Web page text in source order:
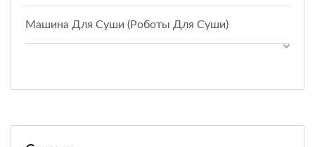
Машина Для Суши (Роботы Для Суши)